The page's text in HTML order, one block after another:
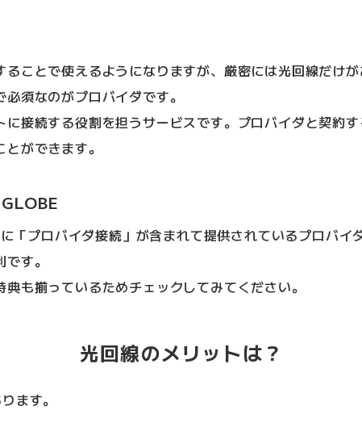
ことで使えるようになりますが、厳密には光回線だけ
須なのがプロバイダです。
接続する役割を担うサービスです。プロバイダと契約
ができます。
「プロバイダ接続」が含まれて提供されているプロバイ
す。
も揃っているためチェックしてみてください。
光回線のメリットは？
ます。